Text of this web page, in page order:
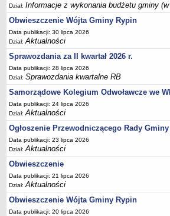
Dział:Informacje z wykonania budżetu gminy
Obwieszczenie Wójta Gminy Rypin
Data publikacji: 30 lipca 2026
Dział:Aktualności
Sprawozdania za II kwartał 2026 r.
Data publikacji: 28 lipca 2026
Dział:Sprawozdania kwartalne RB
Samorządowe Kolegium Odwoławcze we
Data publikacji: 24 lipca 2026
Dział:Aktualności
Ogłoszenie Przewodniczącego Rady
Data publikacji: 23 lipca 2026
Dział:Aktualności
Obwieszczenie
Data publikacji: 21 lipca 2026
Dział:Aktualności
Obwieszczenie Wójta Gminy Rypin
Data publikacji: 20 lipca 2026